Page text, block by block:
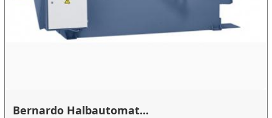
Bernardo Halbautomat...